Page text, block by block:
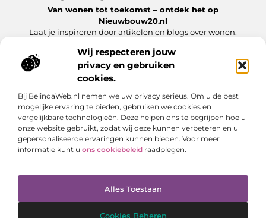
Wij respecteren jouw
privacy en gebruiken
cookies.
Bij BelindaWeb.nl nemen we uw privacy serieus. Om u de best
mogelijke ervaring te bieden, gebruiken we cookies en
vergelijkbare technologieën. Deze helpen ons te begrijpen hoe u
onze website gebruikt, zodat wij deze kunnen verbeteren en u
gepersonaliseerde ervaringen kunnen bieden. Voor meer
informatie kunt u ons cookiebeleid raadplegen.
Alles Toestaan
Cookies Beheren
Van wonen tot toekomst – ontdek het op
Nieuwbouw20.nl
Laat je inspireren door artikelen en blogs over wonen,
Onze informatie
Bericht categorie
Cookiebeleid (EU)
@2025 www.nieuwbouw20.nl. All Right Reserved.